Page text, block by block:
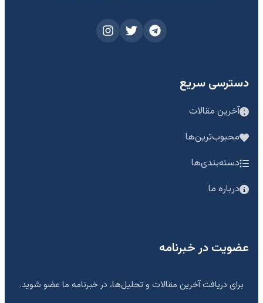
دسترسی سریع
آخرین مقالات
محبوب‌ترین‌ها
دسته‌بندی‌ها
درباره ما
عضویت در خبرنامه
برای دریافت آخرین مقالات و تحلیل‌ها، در خبرنامه ما عضو شوید.